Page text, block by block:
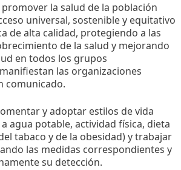
la salud de la población
universal, sostenible y equitativo
de alta calidad, protegiendo a las
de la salud y mejorando
en todos los grupos
las organizaciones
comunicado.
y adoptar estilos de vida
agua potable, actividad física, dieta
tabaco y de la obesidad) y trabajar
las medidas correspondientes y
su detección.